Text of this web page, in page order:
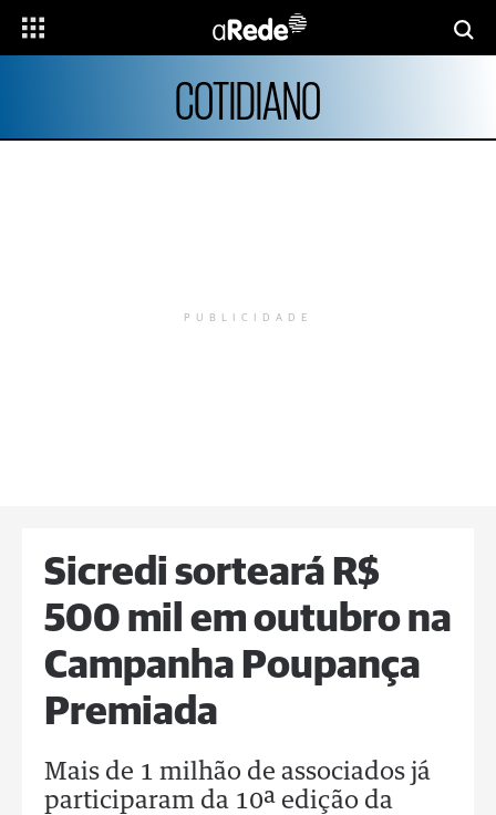
COTIDIANO
PUBLICIDADE
Sicredi sorteará R$
500 mil em outubro na
Campanha Poupança
Premiada
Mais de 1 milhão de associados já
participaram da 10ª edição da